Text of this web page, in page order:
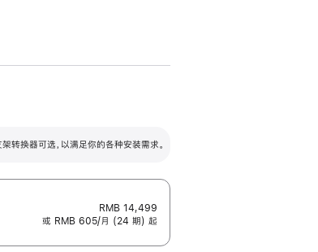
毫米的高度调节范围。
换器可选，以满足你的各种安装需求。
RMB 14,499
或 RMB 605/月 (24 期) 起